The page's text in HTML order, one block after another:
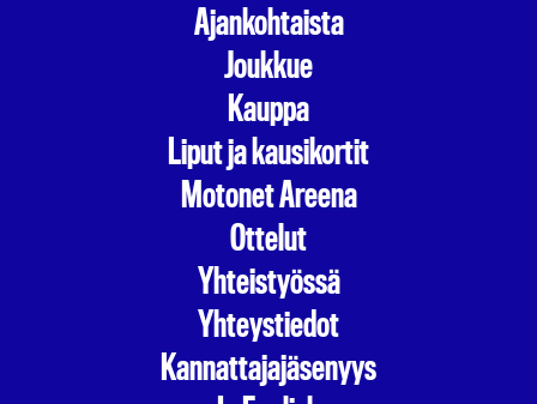
Ajankohtaista
Joukkue
Kauppa
Liput ja kausikortit
Motonet Areena
Ottelut
Yhteistyössä
Yhteystiedot
Kannattajajäsenyys